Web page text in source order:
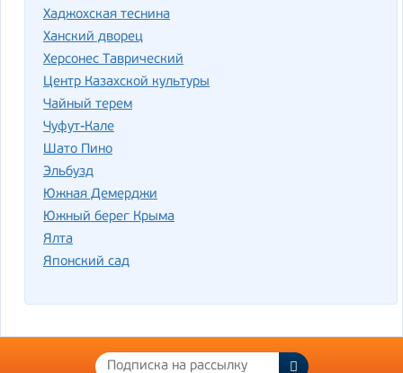
Хаджохская теснина
Ханский дворец
Херсонес Таврический
Центр Казахской культуры
Чайный терем
Чуфут-Кале
Шато Пино
Эльбузд
Южная Демерджи
Южный берег Крыма
Ялта
Японский сад